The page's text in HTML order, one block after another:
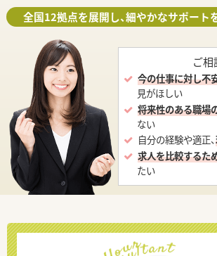
全国12拠点を展開し、細やかなサポート
ご相
今の仕事に対し不
見がほしい
将来性のある職場
ない
自分の経験や適正、
求人を比較するた
たい